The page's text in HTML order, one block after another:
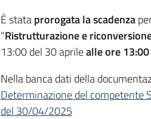
Introduzione
È stataprorogata la scadenza
"Ristrutturazione e
13:00 del 30 aprilealle ore
Nella banca dati della
Determinazione del competente
del 30/04/2025